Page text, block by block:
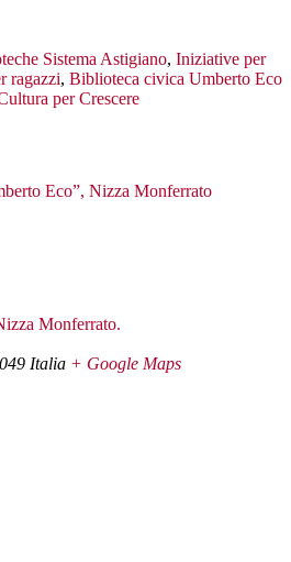
Sistema Astigiano, Iniziative per
ragazzi, Biblioteca civica Umberto Eco
per Crescere
Eco”, Nizza Monferrato
Monferrato.
Italia + Google Maps